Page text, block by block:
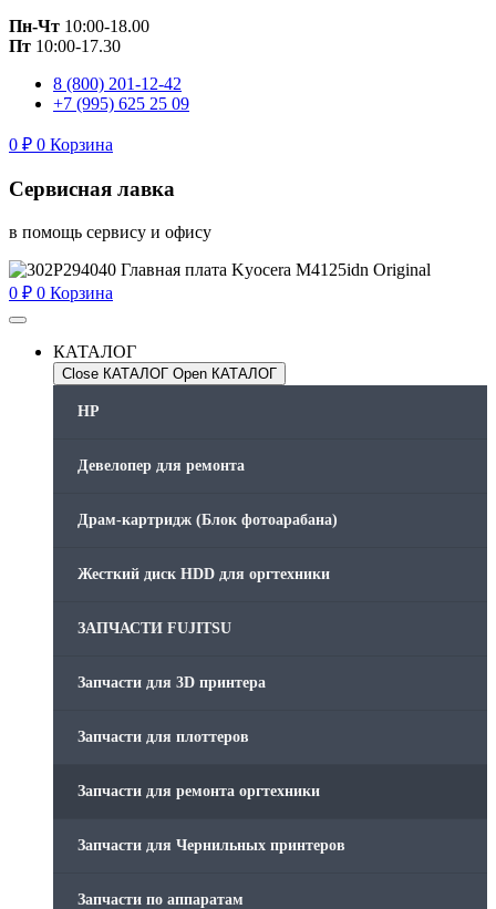
Пн-Чт 10:00-18.00
Пт 10:00-17.30
8 (800) 201-12-42
+7 (995) 625 25 09
0 ₽ 0 Корзина
Сервисная лавка
в помощь сервису и офису
0 ₽ 0 Корзина
КАТАЛОГ
Close КАТАЛОГ Open КАТАЛОГ
HP
Девелопер для ремонта
Драм-картридж (Блок фотоарабана)
Жесткий диск HDD для оргтехники
ЗАПЧАСТИ FUJITSU
Запчасти для 3D принтера
Запчасти для плоттеров
Запчасти для ремонта оргтехники
Запчасти для Чернильных принтеров
Запчасти по аппаратам